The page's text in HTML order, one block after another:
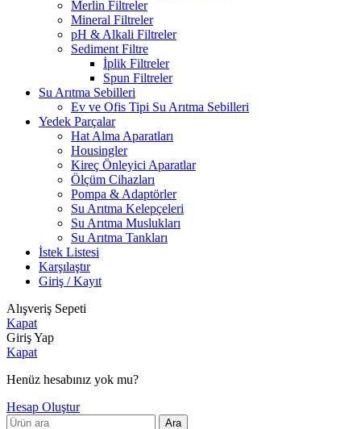
Merlin Filtreler
Mineral Filtreler
pH & Alkali Filtreler
Sediment Filtre
İplik Filtreler
Spun Filtreler
Su Arıtma Sebilleri
Ev ve Ofis Tipi Su Arıtma Sebilleri
Yedek Parçalar
Hat Alma Aparatları
Housingler
Kireç Önleyici Aparatlar
Ölçüm Cihazları
Pompa & Adaptörler
Su Arıtma Kelepçeleri
Su Arıtma Muslukları
Su Arıtma Tankları
İstek Listesi
Karşılaştır
Giriş / Kayıt
Alışveriş Sepeti
Kapat
Giriş Yap
Kapat
Henüz hesabınız yok mu?
Hesap Oluştur
Ara